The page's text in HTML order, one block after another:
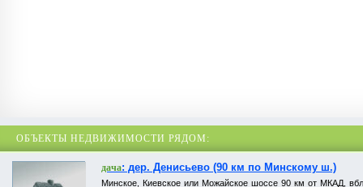
ОБЪЕКТЫ НЕДВИЖИМОСТИ РЯДОМ:
дача: дер. Денисьево (90 км по Минскому ш.)
Минское, Киевское или Можайское шоссе 90 км от МКАД,